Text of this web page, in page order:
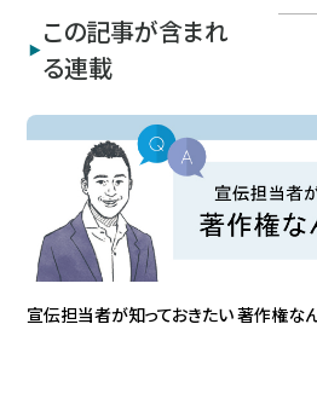
この記事が含まれ
る連載
宣伝担当者が知っておきたい 著作権な